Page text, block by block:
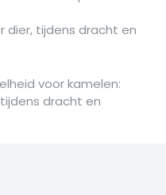
dier, tijdens dracht en
voor kamelen:
dracht en